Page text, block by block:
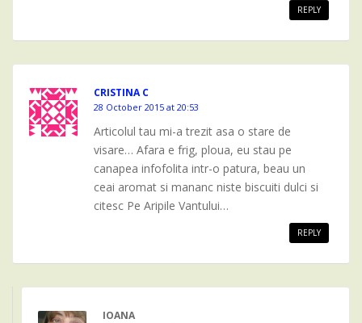
REPLY
CRISTINA C
28 October 2015 at 20:53
Articolul tau mi-a trezit asa o stare de
visare… Afara e frig, ploua, eu stau pe
canapea infofolita intr-o patura, beau un
ceai aromat si mananc niste biscuiti dulci si
citesc Pe Aripile Vantului…
REPLY
IOANA